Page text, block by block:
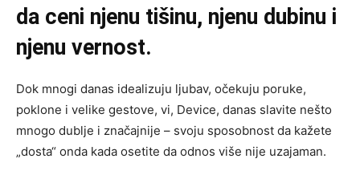
da ceni njenu tišinu, njenu dubinu i
njenu vernost.
Dok mnogi danas idealizuju ljubav, očekuju poruke,
poklone i velike gestove, vi, Device, danas slavite nešto
mnogo dublje i značajnije – svoju sposobnost da kažete
„dosta“ onda kada osetite da odnos više nije uzajaman.